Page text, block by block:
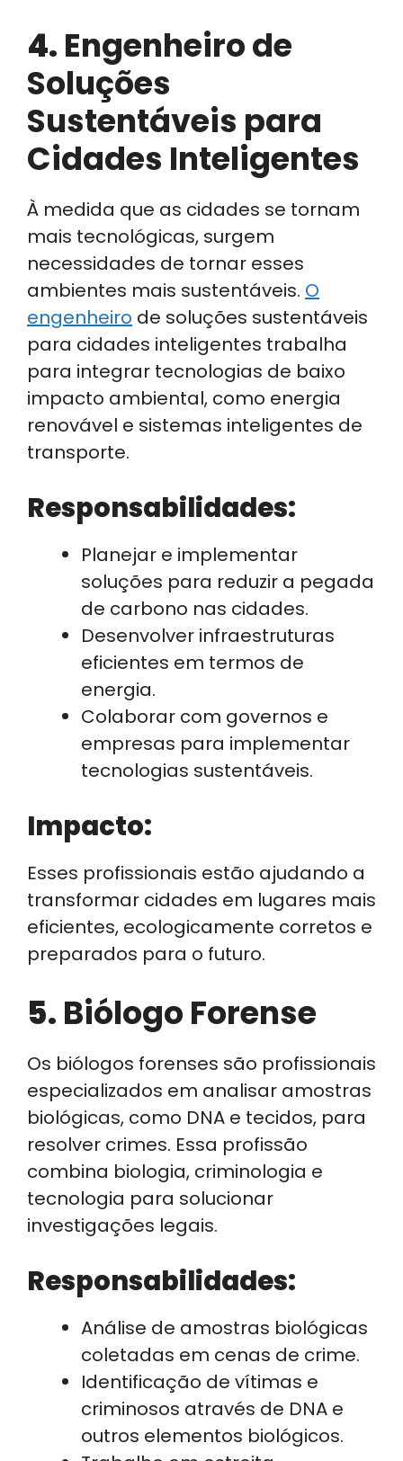
4. Engenheiro de
Soluções
Sustentáveis para
Cidades Inteligentes
À medida que as cidades se tornam
mais tecnológicas, surgem
necessidades de tornar esses
ambientes mais sustentáveis. O
engenheiro de soluções sustentáveis
para cidades inteligentes trabalha
para integrar tecnologias de baixo
impacto ambiental, como energia
renovável e sistemas inteligentes de
transporte.
Responsabilidades:
Planejar e implementar
soluções para reduzir a pegada
de carbono nas cidades.
Desenvolver infraestruturas
eficientes em termos de
energia.
Colaborar com governos e
empresas para implementar
tecnologias sustentáveis.
Impacto:
Esses profissionais estão ajudando a
transformar cidades em lugares mais
eficientes, ecologicamente corretos e
preparados para o futuro.
5. Biólogo Forense
Os biólogos forenses são profissionais
especializados em analisar amostras
biológicas, como DNA e tecidos, para
resolver crimes. Essa profissão
combina biologia, criminologia e
tecnologia para solucionar
investigações legais.
Responsabilidades:
Análise de amostras biológicas
coletadas em cenas de crime.
Identificação de vítimas e
criminosos através de DNA e
outros elementos biológicos.